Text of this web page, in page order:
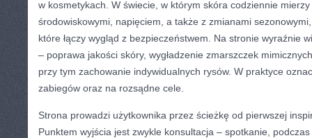
w kosmetykach. W świecie, w którym skóra codziennie
środowiskowymi, napięciem, a także z zmianami
które łączy wygląd z bezpieczeństwem. Na stronie wyraźnie
– poprawa jakości skóry, wygładzenie zmarszczek
przy tym zachowanie indywidualnych rysów. W praktyce
zabiegów oraz na rozsądne cele.
Strona prowadzi użytkownika przez ścieżkę od pierwszej
Punktem wyjścia jest zwykle konsultacja – spotkanie,